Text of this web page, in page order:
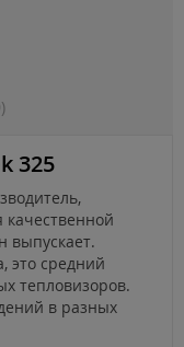
325
выпускает.
это средний
тепловизоров.
в разных